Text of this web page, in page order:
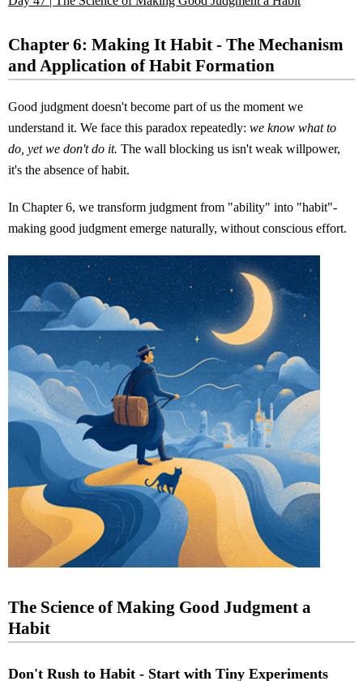
Chapter 6: Making It Habit - The Mechanism
and Application of Habit Formation
Good judgment doesn't become part of us the moment we
understand it. We face this paradox repeatedly: we know what to
do, yet we don't do it. The wall blocking us isn't weak willpower,
it's the absence of habit.
In Chapter 6, we transform judgment from "ability" into "habit"-
making good judgment emerge naturally, without conscious effort.
The Science of Making Good Judgment a
Habit
Don't Rush to Habit - Start with Tiny Experiments